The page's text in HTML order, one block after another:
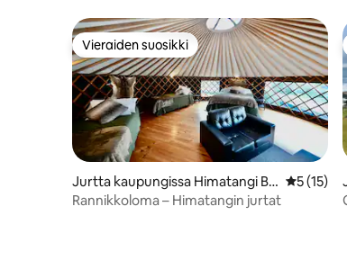
Vieraiden suosikki
Vieraiden suosikki
Jurtta kaupungissa Himatangi Be
ach
5 (15)
Rannikkoloma – Himatangin jurtat